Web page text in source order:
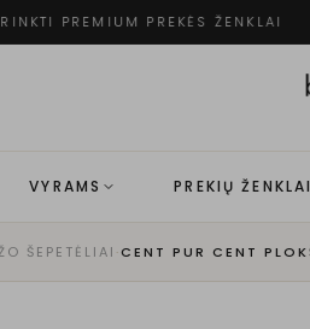
PREMIUM PREKĖS ŽENKLAI
VYRAMS PREKIŲ ŽENKLAI
ŠEPETĖLIAI ·